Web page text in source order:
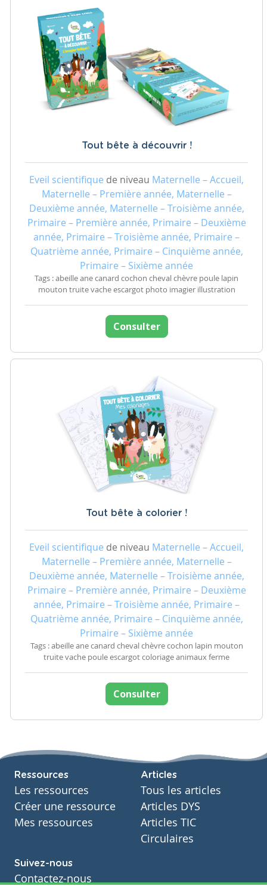
Tout bête à découvrir !
Eveil scientifique de niveau Maternelle – Accueil,
Maternelle – Première année, Maternelle –
Deuxième année, Maternelle – Troisième année,
Primaire – Première année, Primaire – Deuxième
année, Primaire – Troisième année, Primaire –
Quatrième année, Primaire – Cinquième année,
Primaire – Sixième année
Tags : abeille ane canard cochon cheval chèvre poule lapin
mouton truite vache escargot photo imagier illustration
Consulter
Tout bête à colorier !
Eveil scientifique de niveau Maternelle – Accueil,
Maternelle – Première année, Maternelle –
Deuxième année, Maternelle – Troisième année,
Primaire – Première année, Primaire – Deuxième
année, Primaire – Troisième année, Primaire –
Quatrième année, Primaire – Cinquième année,
Primaire – Sixième année
Tags : abeille ane canard cheval chèvre cochon lapin mouton
truite vache poule escargot coloriage animaux ferme
Consulter
Ressources
Les ressources
Créer une ressource
Mes ressources
Articles
Tous les articles
Articles DYS
Articles TIC
Circulaires
Suivez-nous
Contactez-nous